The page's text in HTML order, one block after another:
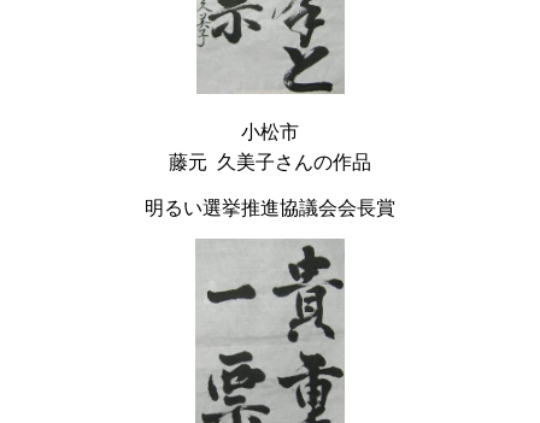
小松市
藤元 久美子さんの作品
明るい選挙推進協議会会長賞